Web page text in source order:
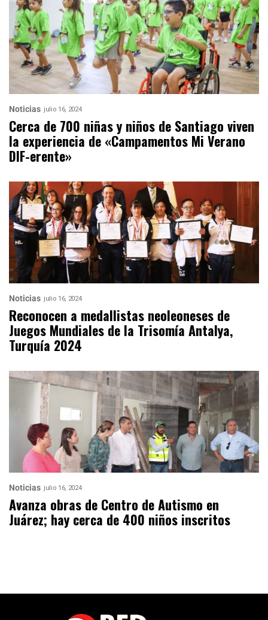
Noticias julio 16, 2024
Cerca de 700 niñas y niños de Santiago viven
la experiencia de «Campamentos Mi Verano
DIF-erente»
Noticias julio 16, 2024
Reconocen a medallistas neoleoneses de
Juegos Mundiales de la Trisomía Antalya,
Turquía 2024
Noticias julio 16, 2024
Avanza obras de Centro de Autismo en
Juárez; hay cerca de 400 niños inscritos